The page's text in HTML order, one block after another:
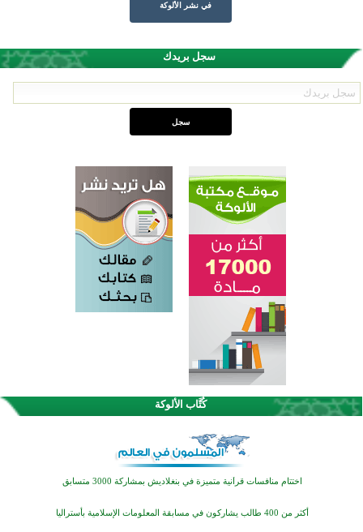
في نشر الألوكة
سجل بريدك
كُتَّاب الألوكة
اختتام الدورة التاسعة لمسابقة حفظ وتلاوة القرآن الكريم في أزناكاييف
تيسليتش تختتم برنامجا تعليميا لتعزيز القيم وبناء الشخصية للشباب المسلمين
أكثر من 400 طالب يشاركون في مسابقة المعلومات الإسلامية بأستراليا